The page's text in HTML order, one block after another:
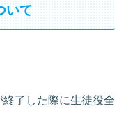
いて
了した際に生徒役全